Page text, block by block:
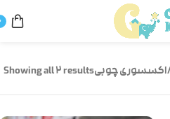
اکسسوری چوبیShowing all 2 results